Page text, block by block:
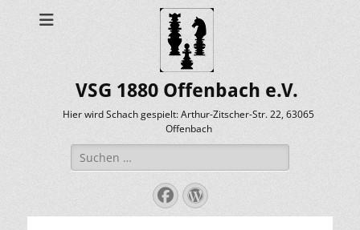
VSG 1880 Offenbach e.V.
Hier wird Schach gespielt: Arthur-Zitscher-Str. 22, 63065
Offenbach
Suche
nach:
Facebook
WordPress